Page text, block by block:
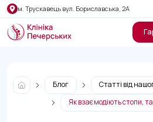
м. Трускавець вул. Бориславська, 2А
Блог
Статті від
Як взаємодіють стопи,